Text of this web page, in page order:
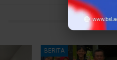
BERITA